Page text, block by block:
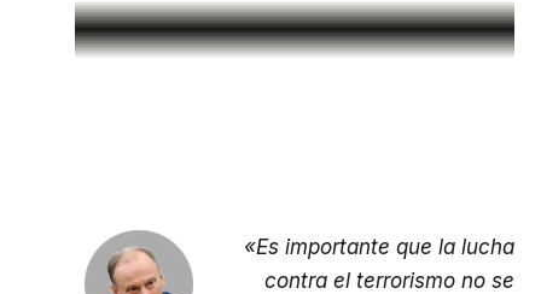
«Es importante que la lucha
contra el terrorismo no se